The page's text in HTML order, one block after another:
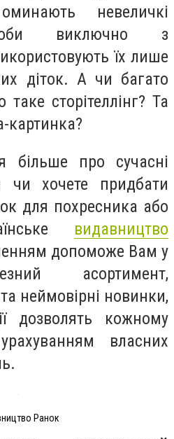
невеличкі
виключно з
їх лише
діток. А чи багато
сторітеллінг? Та
картинка?
більше про сучасні
чи хочете придбати
для похресника або
видавництво
допоможе Вам у
асортимент,
неймовірні новинки,
дозволять кожному
власних
Ранок